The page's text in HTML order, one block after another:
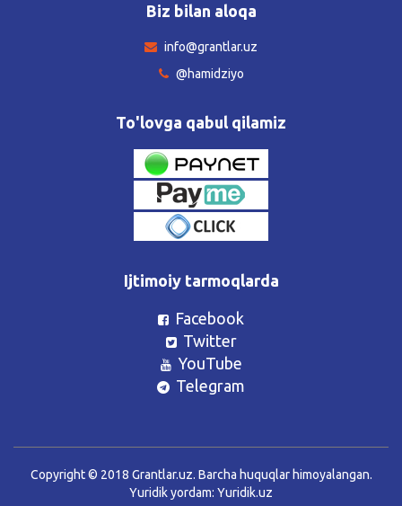
Biz bilan aloqa
info@grantlar.uz
@hamidziyo
To'lovga qabul qilamiz
Ijtimoiy tarmoqlarda
Facebook
Twitter
YouTube
Telegram
Copyright © 2018 Grantlar.uz. Barcha huquqlar himoyalangan.
Yuridik yordam: Yuridik.uz